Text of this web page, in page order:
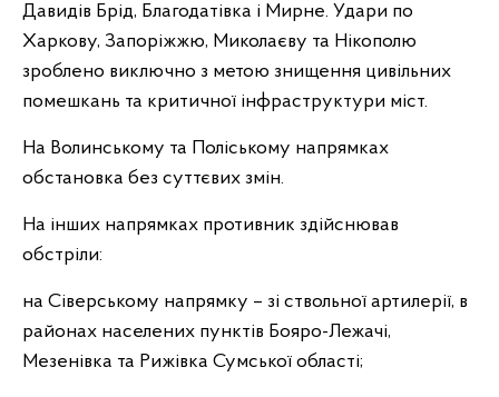
Давидів Брід, Благодатівка і Мирне. Удари по
Харкову, Запоріжжю, Миколаєву та Нікополю
зроблено виключно з метою знищення цивільних
помешкань та критичної інфраструктури міст.
На Волинському та Поліському напрямках
обстановка без суттєвих змін.
На інших напрямках противник здійснював
обстріли:
на Сіверському напрямку – зі ствольної артилерії, в
районах населених пунктів Бояро-Лежачі,
Мезенівка та Рижівка Сумської області;